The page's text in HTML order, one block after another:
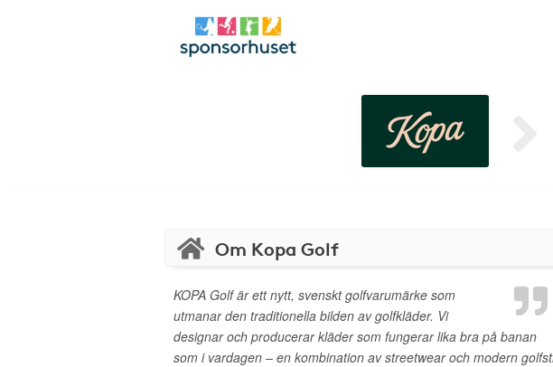
Om Kopa Golf
KOPA Golf är ett nytt, svenskt golfvarumärke som
utmanar den traditionella bilden av golfkläder. Vi
designar och producerar kläder som fungerar lika bra på banan
som i vardagen – en kombination av streetwear och modern